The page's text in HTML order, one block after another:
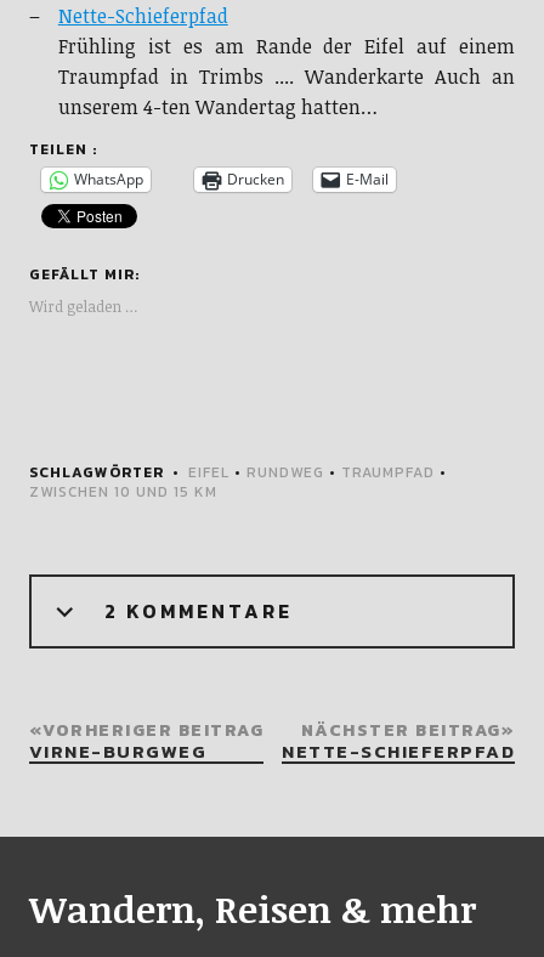
Nette-Schieferpfad
Frühling ist es am Rande der Eifel auf einem
Traumpfad in Trimbs .... Wanderkarte Auch an
unserem 4-ten Wandertag hatten…
TEILEN :
WhatsApp Drucken E-Mail
GEFÄLLT MIR:
Wird geladen …
SCHLAGWÖRTER EIFEL • RUNDWEG • TRAUMPFAD •
ZWISCHEN 10 UND 15 KM
2 KOMMENTARE
VORHERIGER BEITRAG
VIRNE-BURGWEG
NÄCHSTER BEITRAG
NETTE-SCHIEFERPFAD
Wandern, Reisen & mehr